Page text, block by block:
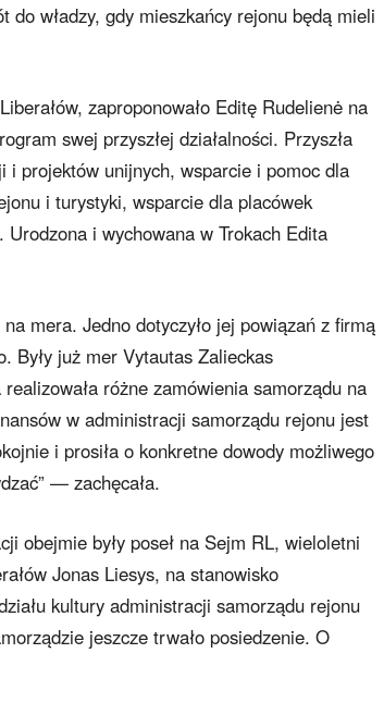
do władzy, gdy mieszkańcy rejonu będą mieli
zaproponowało Editę Rudelienė na
swej przyszłej działalności. Przyszła
i projektów unijnych, wsparcie i pomoc dla
i turystyki, wsparcie dla placówek
i wychowana w Trokach Edita
mera. Jedno dotyczyło jej powiązań z firmą
Były już mer Vytautas Zalieckas
różne zamówienia samorządu na
w administracji samorządu rejonu jest
i prosiła o konkretne dowody możliwego
— zachęcała.
obejmie były poseł na Sejm RL, wieloletni
Jonas Liesys, na stanowisko
kultury administracji samorządu rejonu
jeszcze trwało posiedzenie. O